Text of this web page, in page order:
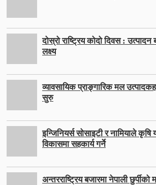
दोस्रो राष्ट्रिय कोदो दिवस :
लक्ष्य
व्यावसायिक प्राङ्गारिक मल
सुरु
इन्जिनियर्स सोसाइटी र नामियाले कृषि
विकासमा सहकार्य गर्ने
अन्तरराष्ट्रिय बजारमा नेपाली छुर्पीको